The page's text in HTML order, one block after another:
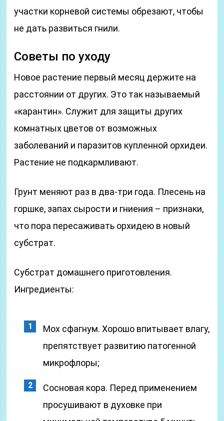
участки корневой системы обрезают, чтобы
не дать развиться гнили.
Советы по уходу
Новое растение первый месяц держите на
расстоянии от других. Это так называемый
«карантин». Служит для защиты других
комнатных цветов от возможных
заболеваний и паразитов купленной орхидеи.
Растение не подкармливают.
Грунт меняют раз в два-три года. Плесень на
горшке, запах сырости и гниения – признаки,
что пора пересаживать орхидею в новый
субстрат.
Субстрат домашнего приготовления.
Ингредиенты:
Мох сфагнум. Хорошо впитывает влагу,
препятствует развитию патогенной
микрофлоры;
Сосновая кора. Перед применением
просушивают в духовке при